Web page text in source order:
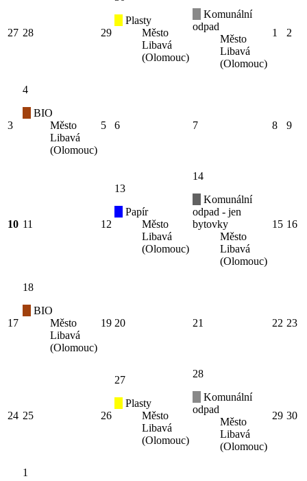
27 28 29
Plasty
Město
Libavá
(Olomouc)
Komunální
odpad
Město
Libavá
(Olomouc)
1 2
3
4
BIO
Město
Libavá
(Olomouc)
5 6 7 8 9
10 11 12
13
Papír
Město
Libavá
(Olomouc)
14
Komunální
odpad - jen
bytovky
Město
Libavá
(Olomouc)
15 16
17
18
BIO
Město
Libavá
(Olomouc)
19 20 21 22 23
24 25 26
27
Plasty
Město
Libavá
(Olomouc)
28
Komunální
odpad
Město
Libavá
(Olomouc)
29 30
1